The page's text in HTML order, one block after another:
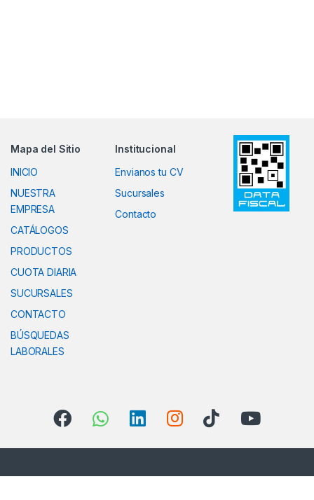
Mapa del Sitio
INICIO
NUESTRA
EMPRESA
CATÁLOGOS
PRODUCTOS
CUOTA DIARIA
SUCURSALES
CONTACTO
BÚSQUEDAS
LABORALES
Institucional
Envianos tu CV
Sucursales
Contacto